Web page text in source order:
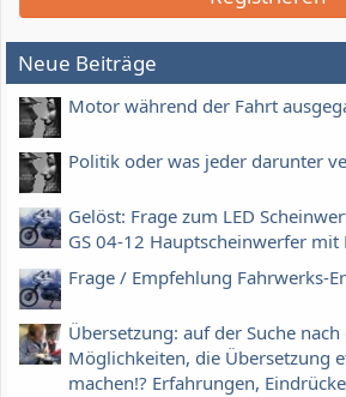
Neue Beiträge
Motor während der Fahrt
Politik oder was jeder darunter
Gelöst: Frage zum LED
GS 04-12 Hauptscheinwerfer mit
Frage / Empfehlung Fahrwerks-
Übersetzung: auf der Suche
Möglichkeiten, die Übersetzung
machen!? Erfahrungen,